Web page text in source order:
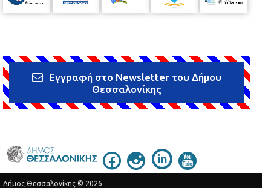
Εγγραφή στο Newsletter του Δήμου
Θεσσαλονίκης
Δήμος Θεσσαλονίκης © 2026